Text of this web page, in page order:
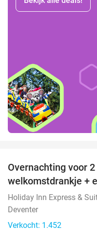
Overnachting voor
welkomstdrankje +
Holiday Inn Express &
Deventer
Verkocht: 1.452